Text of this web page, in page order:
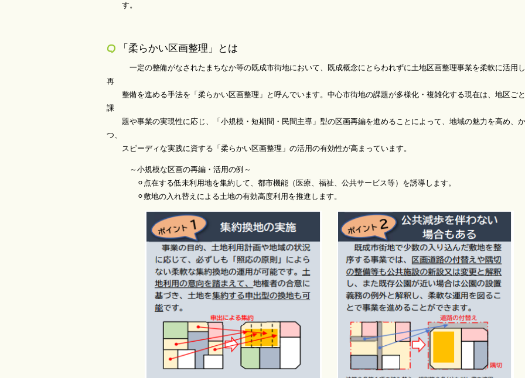
す。
「柔らかい区画整理」とは
一定の整備がなされたまちなか等の既成市街地において、既成概念にとらわれずに土地区画整理事業を柔軟に活用
再
整備を進める手法を「柔らかい区画整理」と呼んでいます。中心市街地の課題が多様化・複雑化する現在は、地区ご
課
題や事業の実現性に応じ、「小規模・短期間・民間主導」型の区画再編を進めることによって、地域の魅力を高め、か
つ、
スピーディな実践に資する「柔らかい区画整理」の活用の有効性が高まっています。
～小規模な区画の再編・活用の例～
⚪︎点在する低未利用地を集約して、都市機能（医療、福祉、公共サービス等）を誘導します。
⚪︎敷地の入れ替えによる土地の有効高度利用を推進します。